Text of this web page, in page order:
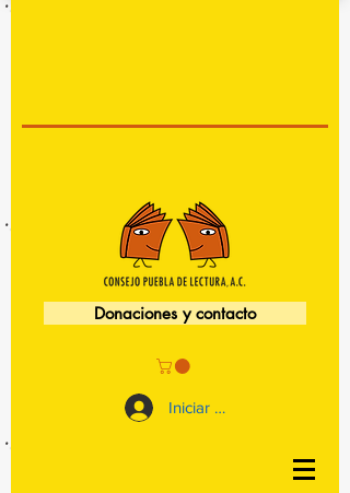
Donaciones y contacto
Iniciar sesión